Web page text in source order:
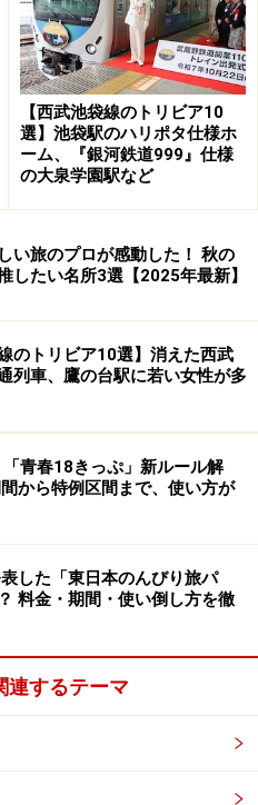
通路を通って2号車から1号
クスシートがある以外は、
シート、右側が一人掛けの
ート
って45度の角度で車窓を見
れたテーブルは広く、一人
らは通常のリクライニング
を確保するため、一人席が
ぶりの上、ラウンジとトイ
とまっていて、落ちついた
【西武池袋線のトリビア10
選】池袋駅のハリポタ仕様ホ
ーム、『銀河鉄道999』仕様
の大泉学園駅など
い旅のプロが感動した！ 秋の
したい名所3選【2025年最新】
のトリビア10選】消えた西武
列車、鷹の台駅に若い女性が多
「青春18きっぷ」新ルール解
から特例区間まで、使い方が
した「東日本のんびり旅パ
料金・期間・使い倒し方を徹
連するテーマ